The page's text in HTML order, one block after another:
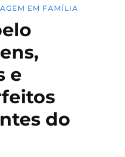
EM FAMÍLIA
e
do